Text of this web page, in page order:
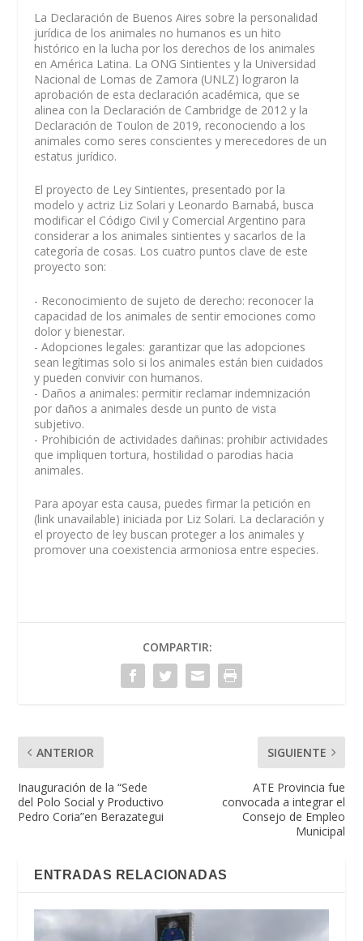
La Declaración de Buenos Aires sobre la personalidad
jurídica de los animales no humanos es un hito
histórico en la lucha por los derechos de los animales
en América Latina. La ONG Sintientes y la Universidad
Nacional de Lomas de Zamora (UNLZ) lograron la
aprobación de esta declaración académica, que se
alinea con la Declaración de Cambridge de 2012 y la
Declaración de Toulon de 2019, reconociendo a los
animales como seres conscientes y merecedores de un
estatus jurídico.
El proyecto de Ley Sintientes, presentado por la
modelo y actriz Liz Solari y Leonardo Barnabá, busca
modificar el Código Civil y Comercial Argentino para
considerar a los animales sintientes y sacarlos de la
categoría de cosas. Los cuatro puntos clave de este
proyecto son:
- Reconocimiento de sujeto de derecho: reconocer la
capacidad de los animales de sentir emociones como
dolor y bienestar.
- Adopciones legales: garantizar que las adopciones
sean legítimas solo si los animales están bien cuidados
y pueden convivir con humanos.
- Daños a animales: permitir reclamar indemnización
por daños a animales desde un punto de vista
subjetivo.
- Prohibición de actividades dañinas: prohibir actividades
que impliquen tortura, hostilidad o parodias hacia
animales.
Para apoyar esta causa, puedes firmar la petición en
(link unavailable) iniciada por Liz Solari. La declaración y
el proyecto de ley buscan proteger a los animales y
promover una coexistencia armoniosa entre especies.
COMPARTIR:
ANTERIOR
Inauguración de la “Sede
del Polo Social y Productivo
Pedro Coria”en Berazategui
SIGUIENTE
ATE Provincia fue
convocada a integrar el
Consejo de Empleo
Municipal
ENTRADAS RELACIONADAS